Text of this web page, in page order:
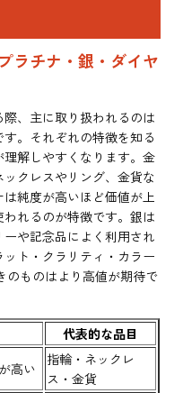
ラチナ・銀・ダイヤ
、主に取り扱われるのは
。それぞれの特徴を知る
解しやすくなります。金
クレスやリング、金貨な
純度が高いほど価値が上
れるのが特徴です。銀は
や記念品によく利用され
ト・クラリティ・カラー
のものはより高値が期待で
代表的な品目
高い
指輪・ネックレ
ス・金貨